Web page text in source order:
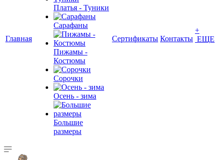
Главная
Платья - Туники
Сарафаны
Пижамы -
Костюмы
Сорочки
Oсень - зима
Большие
размеры
Сертификаты Контакты
+
ЕЩЕ